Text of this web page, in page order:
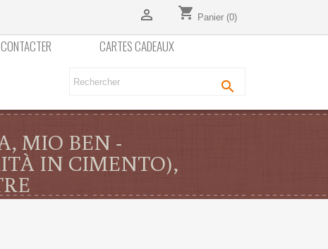
 shopping_cart Panier (0)
CARTES CADEAUX

MIO BEN -
IN CIMENTO),